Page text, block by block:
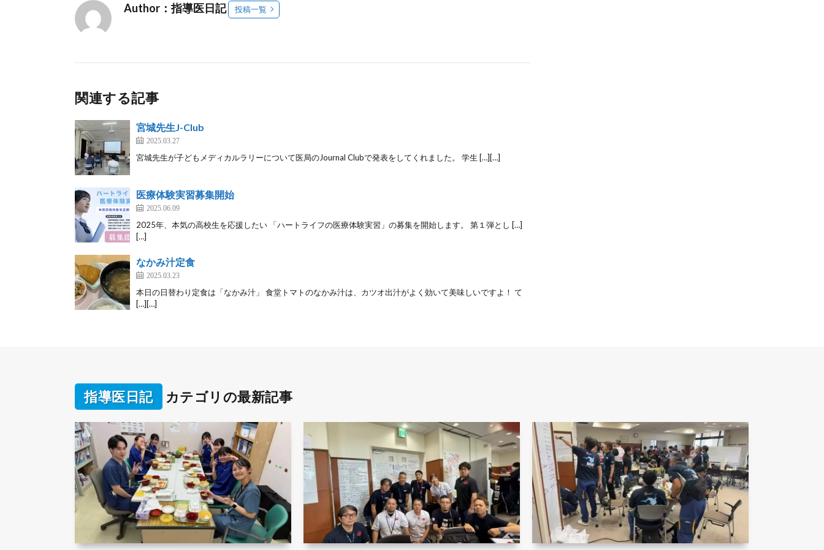
Author：指導医日記 投稿一覧
関連する記事
宮城先生J-Club
2025.03.27
宮城先生が子どもメディカルラリーについて医局のJournal Clubで発表をしてくれました。 学生 […][…]
医療体験実習募集開始
2025.06.09
2025年、本気の高校生を応援したい 「ハートライフの医療体験実習」の募集を開始します。 第１弾とし […]
[…]
なかみ汁定食
2025.03.23
本日の日替わり定食は「なかみ汁」 食堂トマトのなかみ汁は、カツオ出汁がよく効いて美味しいですよ！ て
[…][…]
指導医日記 カテゴリの最新記事